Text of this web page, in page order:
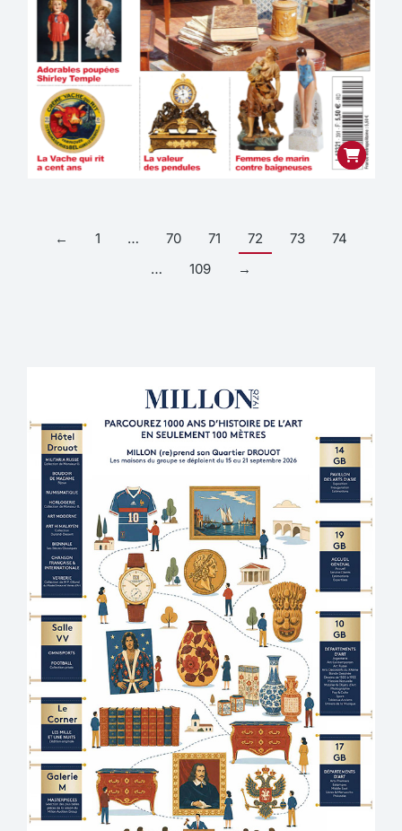
← 1 … 70 71 72 73
74
…
109 →